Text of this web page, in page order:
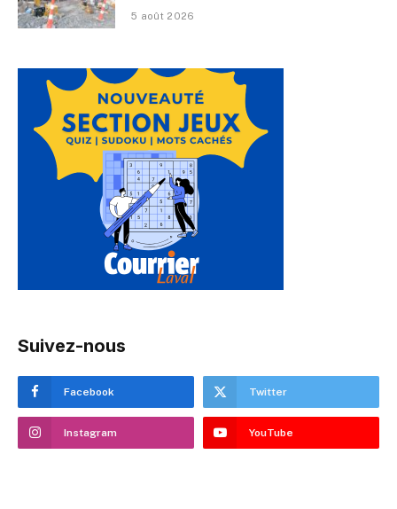
5 août 2026
Suivez-nous
Facebook Twitter
Instagram YouTube